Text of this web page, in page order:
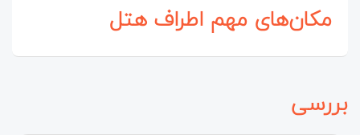
مکان‌های مهم اطراف هتل
بررسی